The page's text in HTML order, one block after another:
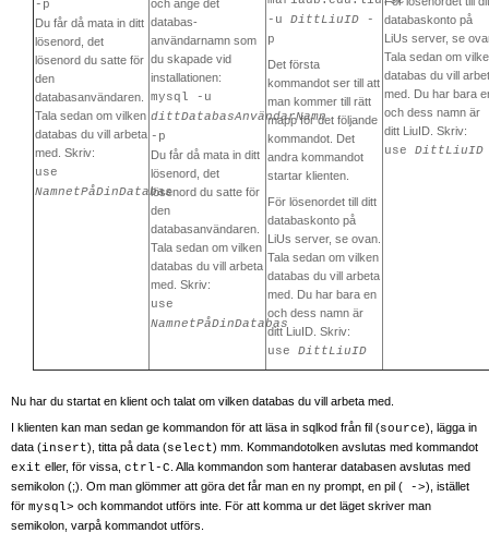
-p
Du får då mata in ditt
lösenord, det
lösenord du satte för
den
databasanvändaren.
Tala sedan om vilken
databas du vill arbeta
med. Skriv:
use
NamnetPåDinDatabas
och ange det
databas-
användarnamn som
du skapade vid
installationen:
mysql -u
dittDatabasAnvändarNamn
-p
Du får då mata in ditt
lösenord, det
lösenord du satte för
den
databasanvändaren.
Tala sedan om vilken
databas du vill arbeta
med. Skriv:
use
NamnetPåDinDatabas
-u DittLiuID -
p
Det första
kommandot ser till att
man kommer till rätt
mapp för det följande
kommandot. Det
andra kommandot
startar klienten.
För lösenordet till ditt
databaskonto på
LiUs server, se ovan.
Tala sedan om vilken
databas du vill arbeta
med. Du har bara en
och dess namn är
ditt LiuID. Skriv:
use DittLiuID
databaskonto på
LiUs server, se
Tala sedan om
databas du vill
med. Du har bara
och dess namn är
ditt LiuID. Skriv:
use DittLiuID
Nu har du startat en klient och talat om vilken databas du vill arbeta med.
I klienten kan man sedan ge kommandon för att läsa in sqlkod från fil (source), lägga in
data (insert), titta på data (select) mm. Kommandotolken avslutas med kommandot
exit eller, för vissa, ctrl-C . Alla kommandon som hanterar databasen avslutas med
semikolon (;). Om man glömmer att göra det får man en ny prompt, en pil ( ->), istället
för mysql> och kommandot utförs inte. För att komma ur det läget skriver man
semikolon, varpå kommandot utförs.